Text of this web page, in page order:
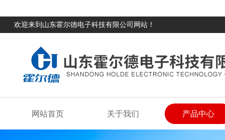
欢迎来到山东霍尔德电子科技有限公司网站！
网站首页 关于我们 产品中心